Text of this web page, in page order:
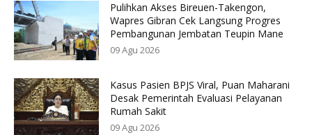
Pulihkan Akses Bireuen-Takengon,
Wapres Gibran Cek Langsung Progres
Pembangunan Jembatan Teupin Mane
09 Agu 2026
Kasus Pasien BPJS Viral, Puan Maharani
Desak Pemerintah Evaluasi Pelayanan
Rumah Sakit
09 Agu 2026